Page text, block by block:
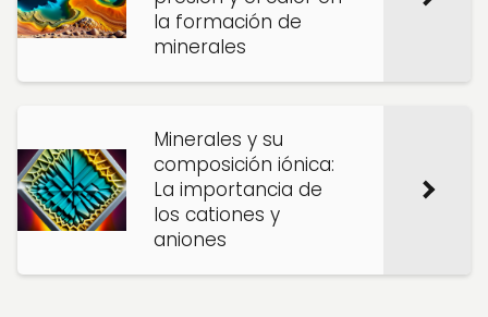
la formación de
minerales
Minerales y su
composición iónica:
La importancia de
los cationes y
aniones